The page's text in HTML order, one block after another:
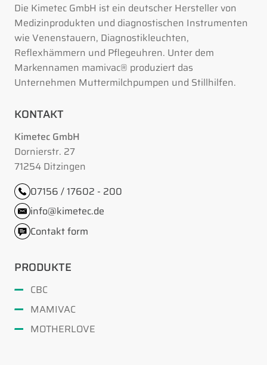
Die Kimetec GmbH ist ein deutscher Hersteller von
Medizinprodukten und diagnostischen Instrumenten
wie Venenstauern, Diagnostikleuchten,
Reflexhämmern und Pflegeuhren. Unter dem
Markennamen mamivac® produziert das
Unternehmen Muttermilchpumpen und Stillhilfen.
KONTAKT
Kimetec GmbH
Dornierstr. 27
71254 Ditzingen
07156 / 17602 - 200
info@kimetec.de
Contakt form
PRODUKTE
CBC
MAMIVAC
MOTHERLOVE